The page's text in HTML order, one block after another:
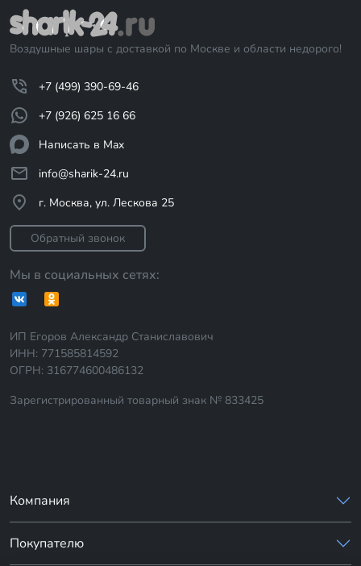
Воздушные шары с доставкой по Москве и области недорого!
+7 (499) 390-69-46
+7 (926) 625 16 66
Написать в Max
info@sharik-24.ru
г. Москва, ул. Лескова 25
Обратный звонок
Мы в социальных сетях:
ИП Егоров Александр Станиславович
ИНН: 771585814592
ОГРН: 316774600486132
Зарегистрированный товарный знак № 833425
Компания
Покупателю